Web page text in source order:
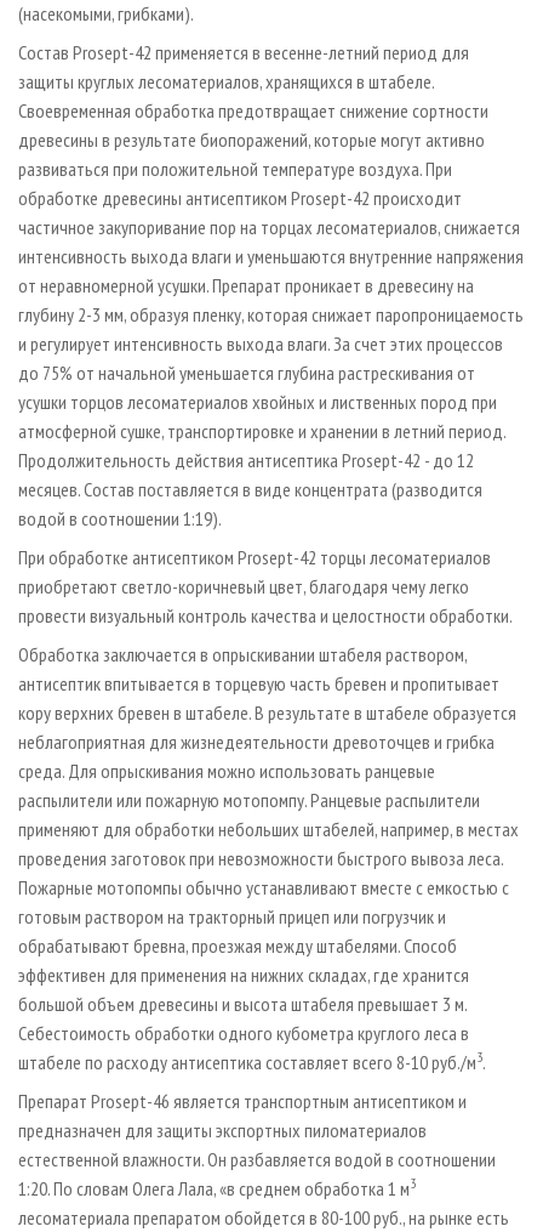
(насекомыми, грибками).
Состав Prosept-42 применяется в весенне-летний период для
защиты круглых лесоматериалов, хранящихся в штабеле.
Своевременная обработка предотвращает снижение сортности
древесины в результате биопоражений, которые могут активно
развиваться при положительной температуре воздуха. При
обработке древесины антисептиком Prosept-42 происходит
частичное закупоривание пор на торцах лесоматериалов, снижается
интенсивность выхода влаги и уменьшаются внутренние напряжения
от неравномерной усушки. Препарат проникает в древесину на
глубину 2-3 мм, образуя пленку, которая снижает паропроницаемость
и регулирует интенсивность выхода влаги. За счет этих процессов
до 75% от начальной уменьшается глубина растрескивания от
усушки торцов лесоматериалов хвойных и лиственных пород при
атмосферной сушке, транспортировке и хранении в летний период.
Продолжительность действия антисептика Prosept-42 - до 12
месяцев. Состав поставляется в виде концентрата (разводится
водой в соотношении 1:19).
При обработке антисептиком Prosept-42 торцы лесоматериалов
приобретают светло-коричневый цвет, благодаря чему легко
провести визуальный контроль качества и целостности обработки.
Обработка заключается в опрыскивании штабеля раствором,
антисептик впитывается в торцевую часть бревен и пропитывает
кору верхних бревен в штабеле. В результате в штабеле образуется
неблагоприятная для жизнедеятельности древоточцев и грибка
среда. Для опрыскивания можно использовать ранцевые
распылители или пожарную мотопомпу. Ранцевые распылители
применяют для обработки небольших штабелей, например, в местах
проведения заготовок при невозможности быстрого вывоза леса.
Пожарные мотопомпы обычно устанавливают вместе с емкостью с
готовым раствором на тракторный прицеп или погрузчик и
обрабатывают бревна, проезжая между штабелями. Способ
эффективен для применения на нижних складах, где хранится
большой объем древесины и высота штабеля превышает 3 м.
Себестоимость обработки одного кубометра круглого леса в
штабеле по расходу антисептика составляет всего 8-10 руб./м3.
Препарат Prosept-46 является транспортным антисептиком и
предназначен для защиты экспортных пиломатериалов
естественной влажности. Он разбавляется водой в соотношении
1:20. По словам Олега Лала, «в среднем обработка 1 м3
лесоматериала препаратом обойдется в 80-100 руб., на рынке есть